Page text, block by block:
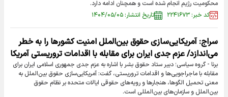
محکومیت رژیم انجام شده است و همچنان ادامه دارد.
کد خبر: ۲۲۴۱۶۷۳
تاریخ انتشار: ۱۴۰۴/۰۵/۰۵
سراج: آمریکایی‌‌‌سازی حقوق بین‌الملل امنیت کشورها را به خطر
می‌اندازد/ عزم جدی ایران برای مقابله با اقدامات تروریستی آمریکا
برنا - گروه سیاسی؛ دبیر ستاد حقوق بشر با اشاره به عزم جدی جمهوری اسلامی ایران برای
مقابله با ماجراجویی‌ها و اقدامات تروریستی، گفت: آمریکایی‌‌سازی حقوق بین‌الملل به
معنی تحمیل الگوها، هنجارها و ‌رویه‌های حقوقی ایالات متحده بر نظام حقوق
بین‌الملل و سازمان‌های بین‌المللی است.